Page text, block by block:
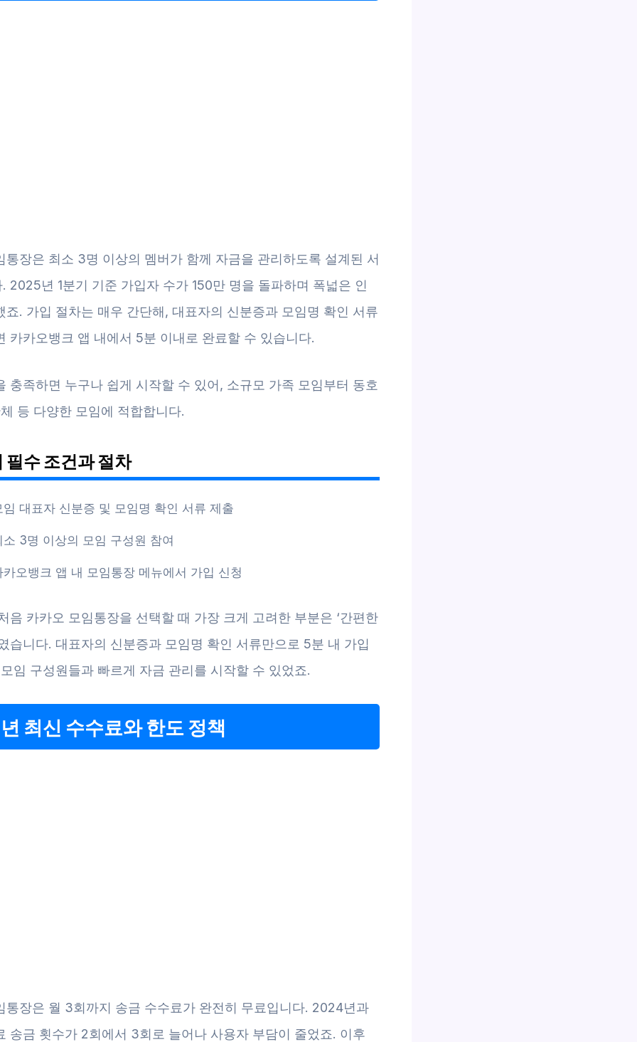
통장은 최소 3명 이상의 멤버가 함께 자금을 관리하도록 설계된 서
2025년 1분기 기준 가입자 수가 150만 명을 돌파하며 폭넓은 인
죠. 가입 절차는 매우 간단해, 대표자의 신분증과 모임명 확인 서류
카카오뱅크 앱 내에서 5분 이내로 완료할 수 있습니다.
충족하면 누구나 쉽게 시작할 수 있어, 소규모 가족 모임부터 동호
등 다양한 모임에 적합합니다.
필수 조건과 절차
임 대표자 신분증 및 모임명 확인 서류 제출
소 3명 이상의 모임 구성원 참여
카오뱅크 앱 내 모임통장 메뉴에서 가입 신청
음 카카오 모임통장을 선택할 때 가장 크게 고려한 부분은 ‘간편한
습니다. 대표자의 신분증과 모임명 확인 서류만으로 5분 내 가입
임 구성원들과 빠르게 자금 관리를 시작할 수 있었죠.
최신 수수료와 한도 정책
통장은 월 3회까지 송금 수수료가 완전히 무료입니다. 2024년과
송금 횟수가 2회에서 3회로 늘어나 사용자 부담이 줄었죠. 이후